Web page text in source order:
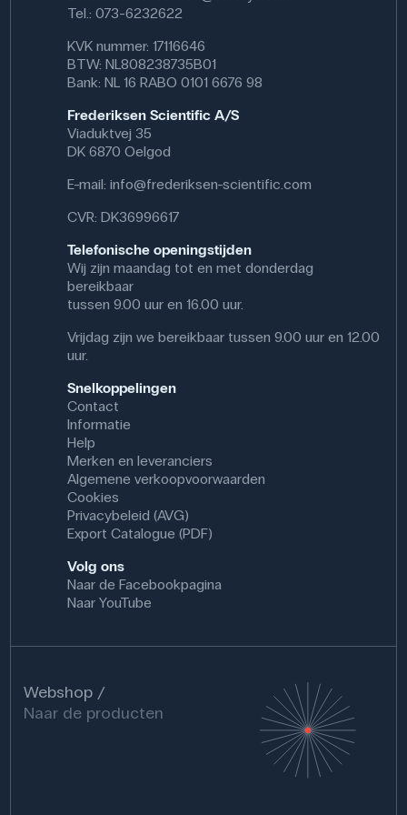
verschillende weerstandswaarden de stroom en spanning
in de schakeling beïnvloeden.
Specifikationer
Modstand: 0.001 Ω
Effekt: 0,6 W
Tel.: 073-6232622
KVK nummer: 17116646
BTW: NL808238735B01
Bank: NL 16 RABO 0101 6676 98
Frederiksen Scientific A/S
Viaduktvej 35
DK 6870 Oelgod
E-mail:info@frederiksen-scientific.com
CVR: DK36996617
Telefonische openingstijden
Wij zijn maandag tot en met donderdag
bereikbaar
tussen 9.00 uur en 16.00 uur.
Vrijdag zijn we bereikbaar tussen 9.00 uur en 12.00
uur.
Snelkoppelingen
Contact
Informatie
Help
Merken en leveranciers
Algemene verkoopvoorwaarden
Cookies
Privacybeleid (AVG)
Export Catalogue (PDF)
Volg ons
Naar de Facebookpagina
Naar YouTube
Webshop
Naar de producten